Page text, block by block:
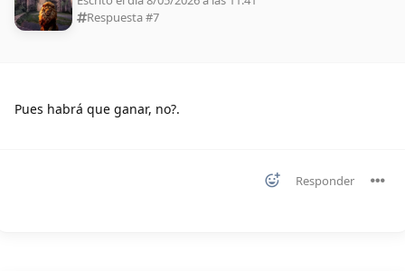
Respuesta #7
Pues habrá que ganar, no?.
Responder